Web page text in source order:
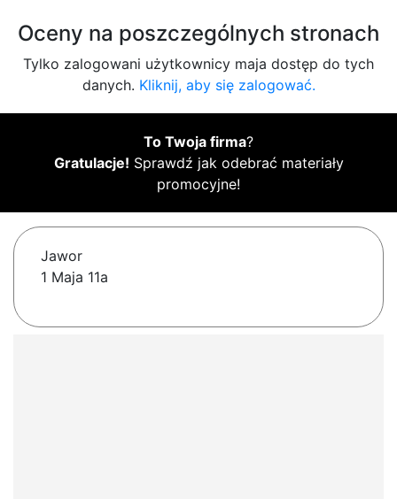
Oceny na poszczególnych stronach
Tylko zalogowani użytkownicy maja dostęp do tych
danych. Kliknij, aby się zalogować.
To Twoja firma?
Gratulacje! Sprawdź jak odebrać materiały
promocyjne!
Jawor
1 Maja 11a